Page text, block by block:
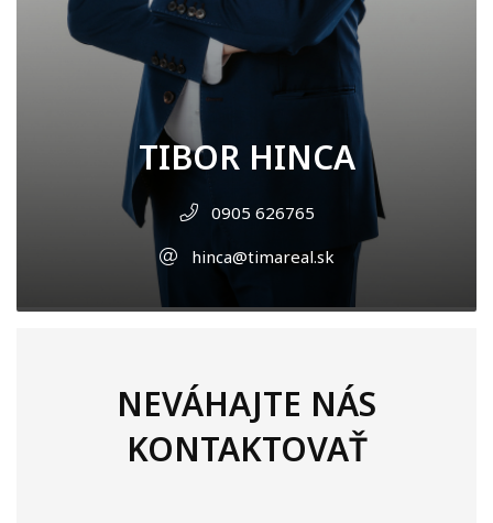
TIBOR HINCA
0905 626765
hinca@timareal.sk
NEVÁHAJTE NÁS
KONTAKTOVAŤ